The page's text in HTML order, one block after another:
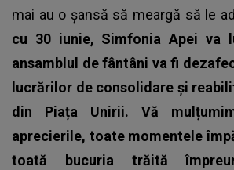
mai au o șansă să meargă să le
cu 30 iunie, Simfonia Apei va
ansamblul de fântâni va fi
lucrărilor de consolidare și
din Piața Unirii. Vă
aprecierile, toate momentele
toată bucuria trăită